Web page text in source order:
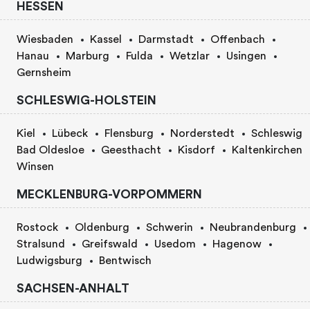
HESSEN
Wiesbaden Kassel Darmstadt
Offenbach
Hanau
Marburg Fulda Wetzlar
Usingen
Gernsheim
SCHLESWIG-HOLSTEIN
Kiel Lübeck Flensburg Norderstedt
Schleswig
Bad Oldesloe
Geesthacht Kisdorf
Kaltenkirchen
Winsen
MECKLENBURG-VORPOMMERN
Rostock Oldenburg Schwerin
Neubrandenburg
Stralsund
Greifswald Usedom
Hagenow
Ludwigsburg
Bentwisch
SACHSEN-ANHALT